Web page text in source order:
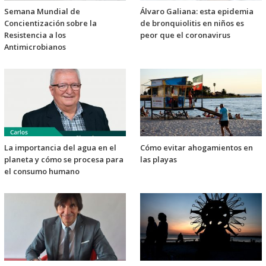
Semana Mundial de
Concientización sobre la
Resistencia a los
Antimicrobianos
Álvaro Galiana: esta epidemia
de bronquiolitis en niños es
peor que el coronavirus
La importancia del agua en el
planeta y cómo se procesa para
el consumo humano
Cómo evitar ahogamientos en
las playas